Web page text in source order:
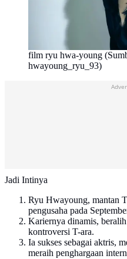
film ryu hwa-young
hwayoung_ryu_93)
Jadi Intinya
Ryu Hwayoung, mantan
pengusaha pada
Kariernya dinamis,
kontroversi T-ara.
Ia sukses sebagai aktris,
meraih penghargaan